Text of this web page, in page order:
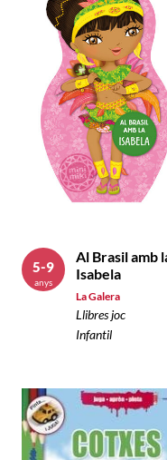
Al Brasil amb
Isabela
La Galera
Llibres joc
Infantil
5-9
anys